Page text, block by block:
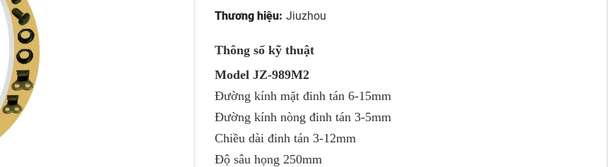
Thương hiệu: Jiuzhou
Thông số kỹ thuật
Model JZ-989M2
Đường kính mặt đinh tán 6-15mm
Đường kính nòng đinh tán 3-5mm
Chiều dài đinh tán 3-12mm
Độ sâu họng 250mm